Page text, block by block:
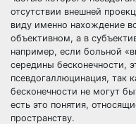
отсутствии внешней
виду именно нахождение
объективном, а в
например, если больной
середины бесконечности,
псевдогаллюцинация, так
бесконечности не могут
есть это понятия,
пространству.